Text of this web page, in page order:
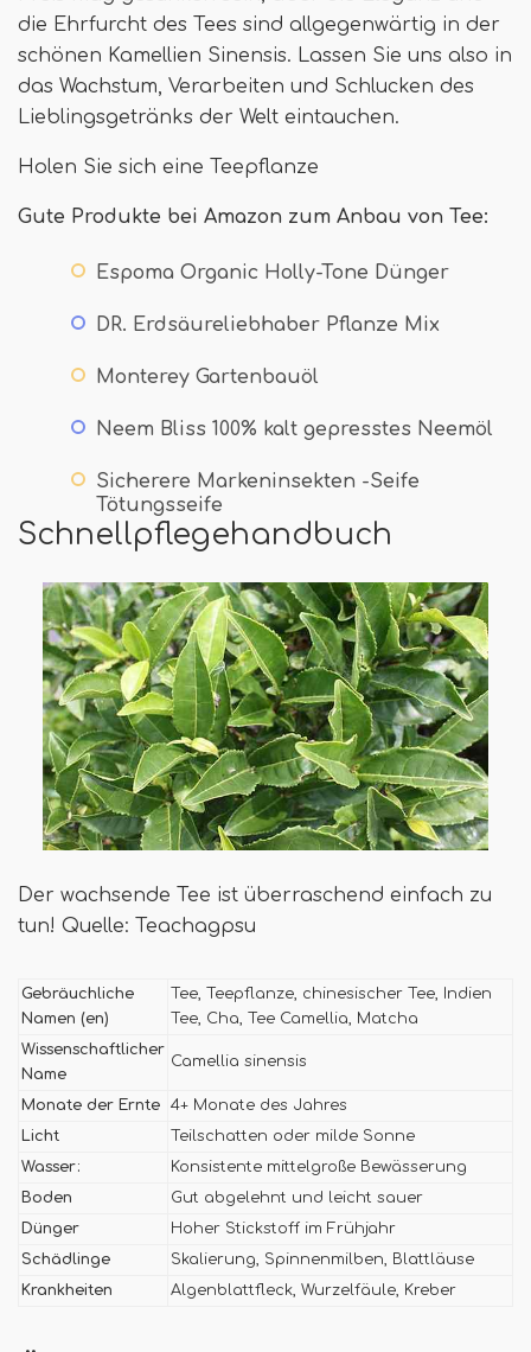
die Ehrfurcht des Tees sind allgegenwärtig in der
schönen Kamellien Sinensis. Lassen Sie uns also in
das Wachstum, Verarbeiten und Schlucken des
Lieblingsgetränks der Welt eintauchen.
Holen Sie sich eine Teepflanze
Gute Produkte bei Amazon zum Anbau von Tee:
Espoma Organic Holly-Tone Dünger
DR. Erdsäureliebhaber Pflanze Mix
Monterey Gartenbauöl
Neem Bliss 100% kalt gepresstes Neemöl
Sicherere Markeninsekten -Seife
Tötungsseife
Schnellpflegehandbuch
Der wachsende Tee ist überraschend einfach zu
tun! Quelle: Teachagpsu
Gebräuchliche
Namen (en)
Tee, Teepflanze, chinesischer Tee, Indien
Tee, Cha, Tee Camellia, Matcha
Wissenschaftlicher
Name
Camellia sinensis
Monate der Ernte
4+ Monate des Jahres
Licht
Teilschatten oder milde Sonne
Wasser:
Konsistente mittelgroße Bewässerung
Boden
Gut abgelehnt und leicht sauer
Dünger
Hoher Stickstoff im Frühjahr
Schädlinge
Skalierung, Spinnenmilben, Blattläuse
Krankheiten
Algenblattfleck, Wurzelfäule, Kreber